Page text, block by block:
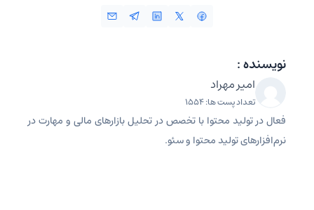
نویسنده :
امیر مهراد
تعداد پست ها: 1554
فعال در تولید محتوا با تخصص در تحلیل بازارهای مالی و مهارت در
نرم‌افزارهای تولید محتوا و سئو.